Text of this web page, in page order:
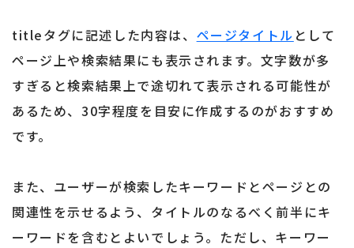
titleタグに記述した内容は、 ページタイトル として
ページ上や検索結果にも表示されます。文字数が多
すぎると検索結果上で途切れて表示される可能性が
あるため、30字程度を目安に作成するのがおすすめ
です。
また、ユーザーが検索したキーワードとページとの
関連性を示せるよう、タイトルのなるべく前半にキ
ーワードを含むとよいでしょう。ただし、キーワー